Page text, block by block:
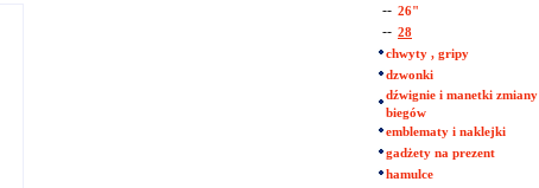
-- 26"
-- 28
chwyty , gripy
dzwonki
dźwignie i manetki zmiany
biegów
emblematy i naklejki
gadżety na prezent
hamulce